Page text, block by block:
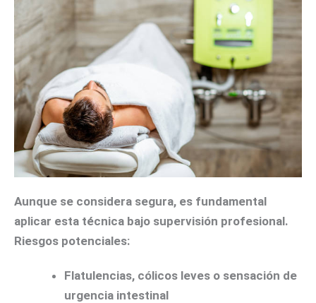
Aunque se considera segura, es fundamental
aplicar esta técnica bajo supervisión profesional.
Riesgos potenciales:
Flatulencias, cólicos leves o sensación de
urgencia intestinal